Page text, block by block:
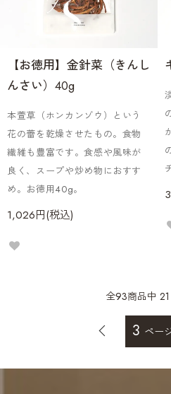
【お徳用】金針菜（きんし
んさい）40g
本萱草（ホンカンゾウ）という
花の蕾を乾燥させたもの。食物
繊維も豊富です。食感や風味が
良く、スープや炒め物におすす
め。お徳用40g。
1,026円(税込)
全93商品中
3 ペー